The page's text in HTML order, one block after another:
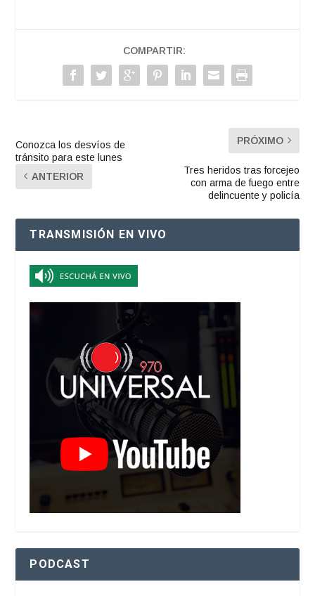
COMPARTIR:
Conozca los desvíos de
tránsito para este lunes
ANTERIOR
PRÓXIMO
Tres heridos tras forcejeo
con arma de fuego entre
delincuente y policía
TRANSMISIÓN EN VIVO
PODCAST